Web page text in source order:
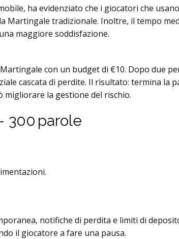
ha evidenziato che i giocatori che
Martingale tradizionale. Inoltre, il tempo
maggiore soddisfazione.
con un budget di €10. Dopo due
cascata di perdite. Il risultato: termina la
migliorare la gestione del rischio.
300 parole
notifiche di perdita e limiti di
il giocatore a fare una pausa.